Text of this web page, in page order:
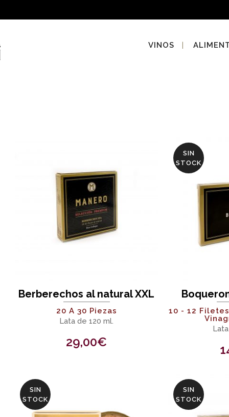
VINOS
Berberechos al natural XXL
20 A 30 Piezas
Lata de 120 ml.
29,00€
SIN
STOCK
10 - 12
SIN
STOCK
SIN
STOCK